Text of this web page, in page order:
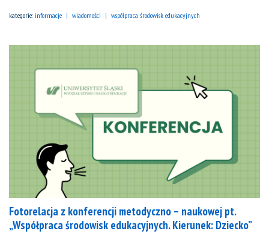
kategorie: informacje wiadomości współpraca środowisk edukacyjnych
Fotorelacja z konferencji metodyczno – naukowej pt.
„Współpraca środowisk edukacyjnych. Kierunek: Dziecko”